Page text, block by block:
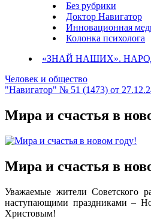
Без рубрики
Доктор Навигатор
Инновационная
Колонка психолога
«ЗНАЙ НАШИХ».
Человек и общество
"Навигатор" № 51 (1473) от
Мира и счастья в
Мира и счастья в
Уважаемые жители Советского
наступающими праздниками –
Христовым!